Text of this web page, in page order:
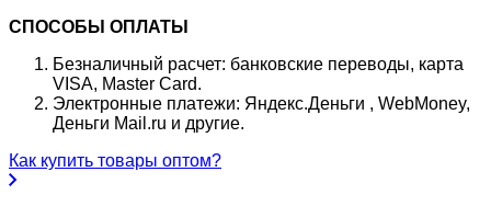
СПОСОБЫ ОПЛАТЫ
Безналичный расчет: банковские переводы, карта
VISA, Master Card.
Электронные платежи: Яндекс.Деньги , WebMoney,
Деньги Mail.ru и другие.
Как купить товары оптом?